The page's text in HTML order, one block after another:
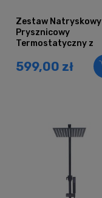
Zestaw Natryskowy
Prysznicowy
Termostatyczny z
AQUASLIM Czarny
599,00 zł